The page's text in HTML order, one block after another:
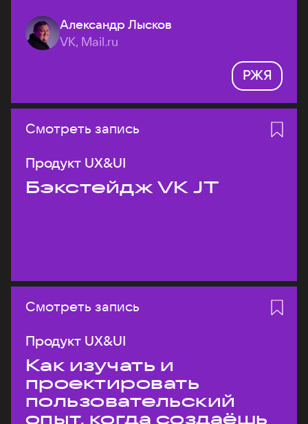
Александр Лысков
VK, Mail.ru
РЖЯ
Смотреть запись
Продукт UX&UI
Бэкстейдж VK JT
Смотреть запись
Продукт UX&UI
Как изучать и
проектировать
пользовательский
опыт, когда создаёшь